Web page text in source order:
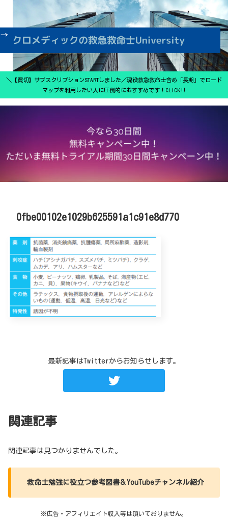
＼【買切】サブスクリプションSTARTしました／現役救急救命士含め「長期」でロード
マップを利用したい人に圧倒的におすすめです！CLICK‼
0fbe00102e1029b625591a1c91e8d770
最新記事はTwitterからお知らせします。
関連記事
関連記事は見つかりませんでした。
救命士勉強に役立つ参考図書＆YouTubeチャンネル紹介
※広告・アフィリエイト収入等は頂いておりません。